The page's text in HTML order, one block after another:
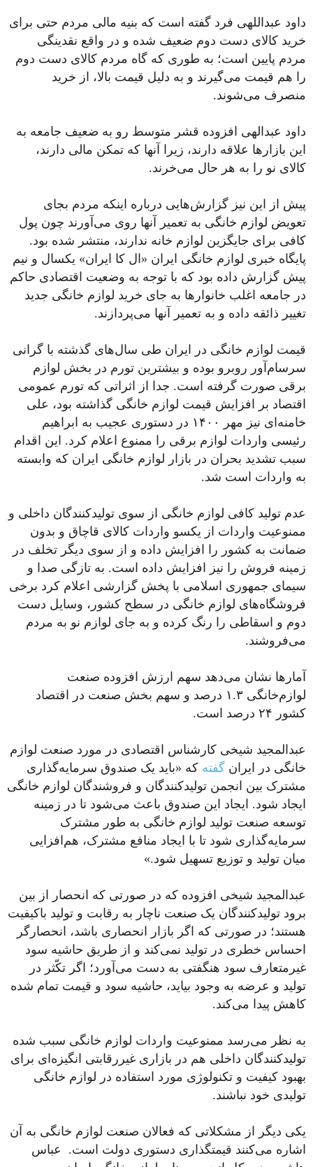
داود عبداللهی فرد گفته است که بنیه مالی مردم حتی برای
خرید کالای دست دوم ضعیف شده و در واقع نقدینگی
مردم پایین است؛ به طوری که گاه مردم کالای دست دوم
را هم قیمت می‌گیرند و به دلیل قیمت بالا، از خرید
منصرف می‌شوند.
داود عبدالهی افزوده قشر متوسط رو به ضعیف جامعه به
این بازار‌ها علاقه دارند، زیرا آنها که تمکن مالی دارند،
کالای نو را به هر حال می‌خرند.
پیش از این نیز گزارش‌هایی درباره اینکه مردم بجای
تعویض لوازم خانگی به تعمیر آنها روی می‌آورند چون پول
کافی برای جایگزین لوازم خانه ندارند، منتشر شده بود.
پایگاه خبری لوازم خانگی ایران «ال کا ایران» یکسال و نیم
پیش گزارش داده بود که با توجه به وضعیت اقتصادی حاکم
در جامعه اغلب خانوارها به جای خرید لوازم خانگی جدید
تغییر ذائقه داده و به تعمیر آنها می‌پردازند.
قیمت لوازم خانگی در ایران طی سال‌های گذشته با گرانی
سرسام‌آور روبرو بوده و بیشترین تورم در بخش لوازم
برقی صورت گرفته است. جدا از اثراتی که تورم عمومی
اقتصاد بر افزایش قیمت لوازم خانگی گذاشته بود، علی
خامنه‌ای نیز مهر ۱۴۰۰ در دستوری عجیب به ابراهیم
رئیسی واردات لوازم برقی را ممنوع اعلام کرد. این اقدام
سبب تشدید بحران در بازار لوازم خانگی ایران که وابسته
به واردات است شد.
عدم تولید کافی لوازم خانگی از سوی تولیدکنندگان داخلی و
ممنوعیت واردات از یکسو واردات کالای قاچاق و بدون
ضمانت به کشور را افزایش داده و از سوی دیگر تخلف در
زمینه فروش را نیز افزایش داده است. به تازگی صدا و
سیمای جمهوری اسلامی با پخش گزارشی اعلام کرد برخی
فروشگاه‌های لوازم خانگی در سطح کشور، وسایل دست
دوم و اسقاطی را رنگ کرده و به جای لوازم نو به مردم
می‌فروشند.
آمارها نشان می‌دهد سهم ارزش افزوده صنعت
لوازم‌خانگی ۱.۳ درصد و سهم بخش صنعت در اقتصاد
کشور ۲۴ درصد است.
عبدالمجید شیخی کارشناس اقتصادی در مورد صنعت لوازم
خانگی در ایران گفته که «باید یک صندوق سرمایه‌گذاری
مشترک بین انجمن تولیدکنندگان و فروشندگان لوازم خانگی
ایجاد شود. ایجاد این صندوق باعث می‌شود تا در زمینه
توسعه صنعت تولید لوازم خانگی به طور مشترک
سرمایه‌گذاری شود تا با ایجاد منافع مشترک، هم‌افزایی
میان تولید و توزیع تسهیل شود.»
عبدالمجید شیخی افزوده که در صورتی که انحصار از بین
برود تولیدکنندگان یک صنعت ناچار به رقابت و تولید باکیفیت
هستند؛ در صورتی که اگر بازار انحصاری باشد، انحصارگر
احساس خطری در تولید نمی‌کند و از طریق حاشیه سود
غیرمتعارف سود هنگفتی به دست می‌آورد؛ اگر تکّثر در
تولید و عرضه به وجود بیاید، حاشیه سود و قیمت تمام شده
کاهش پیدا می‌کند.
به نظر می‌رسد ممنوعیت واردات لوازم خانگی سبب شده
تولیدکنندگان داخلی هم در بازاری غیررقابتی انگیزه‌ای برای
بهبود کیفیت و تکنولوژی مورد استفاده در لوازم خانگی
تولیدی خود نباشند.
یکی دیگر از مشکلاتی که فعالان صنعت لوازم خانگی به آن
اشاره می‌کنند قیمتگذاری دستوری دولت است. عباس